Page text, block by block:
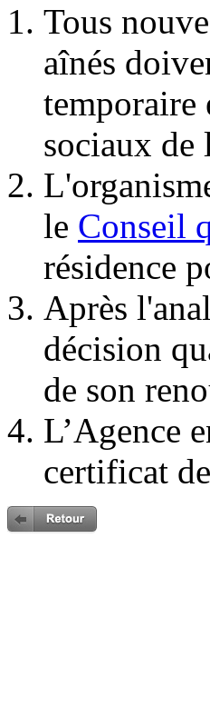
Tous
aînés
temporaire
sociaux de
le Conseil
résidence
Après
décision
de son
L’Agence
certificat